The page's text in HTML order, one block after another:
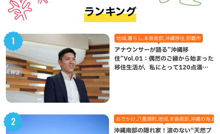
ランキング
地域,暮らし,本島南部,沖縄移住,那覇市
アナウンサーが語る”沖縄移
住”Vol.01：偶然のご縁から始まった
移住生活が、私にとって120点満点
おでかけ,八重瀬町,地域,本島南部,沖縄の海,自
沖縄南部の隠れ家！波のない“天然プ